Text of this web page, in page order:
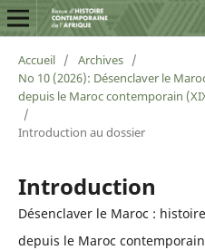
Accueil / Archives /
No 10 (2026): Désenclaver le
depuis le Maroc contemporain
/
Introduction au dossier
Introduction
Désenclaver le Maroc :
depuis le Maroc